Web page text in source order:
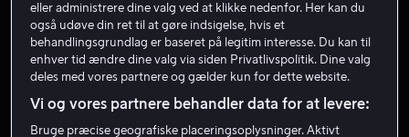
eller administrere dine valg ved at klikke nedenfor. Her kan du
også udøve din ret til at gøre indsigelse, hvis et
behandlingsgrundlag er baseret på legitim interesse. Du kan til
enhver tid ændre dine valg via siden Privatlivspolitik. Dine valg
deles med vores partnere og gælder kun for dette website.
Vi og vores partnere behandler data for at levere:
Bruge præcise geografiske placeringsoplysninger. Aktivt